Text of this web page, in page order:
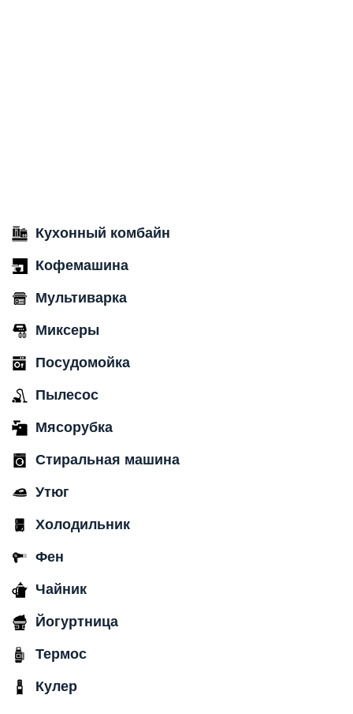
Кухонный комбайн
Кофемашина
Мультиварка
Миксеры
Посудомойка
Пылесос
Мясорубка
Стиральная машина
Утюг
Холодильник
Фен
Чайник
Йогуртница
Термос
Кулер